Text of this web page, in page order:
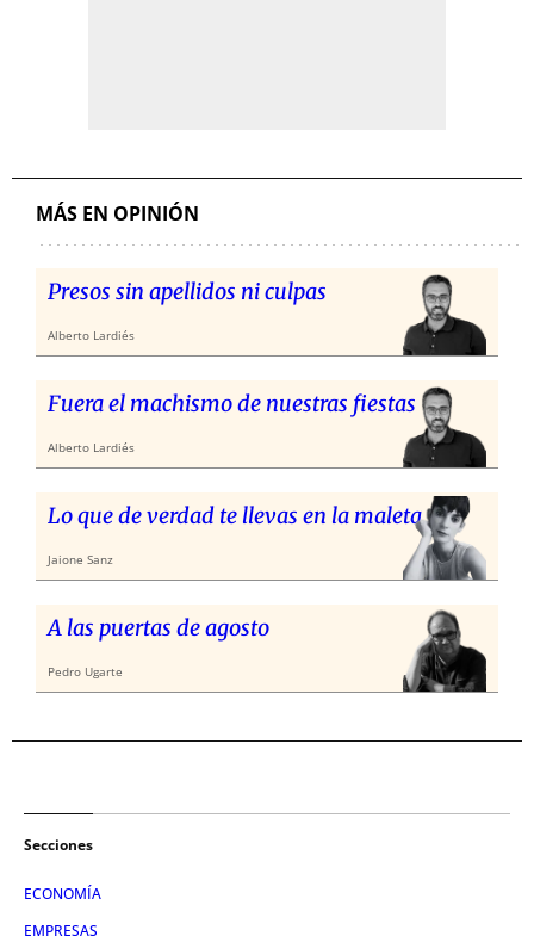
MÁS EN OPINIÓN
Presos sin apellidos ni culpas
Alberto Lardiés
Fuera el machismo de nuestras fiestas
Alberto Lardiés
Lo que de verdad te llevas en la maleta
Jaione Sanz
A las puertas de agosto
Pedro Ugarte
Secciones
ECONOMÍA
EMPRESAS